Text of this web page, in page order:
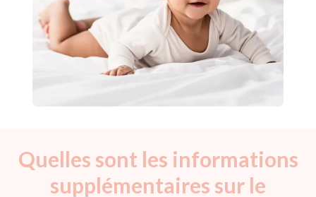
Quelles sont les informations
supplémentaires sur le